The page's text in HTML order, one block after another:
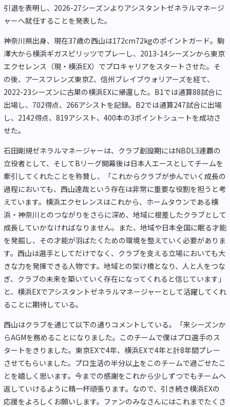
引退を表明し、2026-27シーズンよりアシスタントゼネラルマネージ
ャーへ就任することを発表した。
神奈川県出身、現在37歳の西山は172cm72kgのポイントガード。駒
澤大から横浜ギガスピリッツでプレーし、2013-14シーズンから東京
エクセレンス（現・横浜EX）でプロキャリアをスタートさせた。そ
の後、アースフレンズ東京Z、信州ブレイブウォリアーズを経て、
2022-23シーズンに古巣の横浜EXに帰還した。B1では通算88試合に
出場し、702得点、266アシストを記録。B2では通算247試合に出場
し、2142得点、819アシスト、400本の3ポイントシュートを成功さ
せた。
石田剛規ゼネラルマネージャーは、クラブ創設期にはNBDL3連覇の
立役者として、そしてBリーグ開幕後は日本人エースとしてチームを
牽引してくれたことを称賛し、「これからクラブが歩んでいく成長の
過程においても、西山達哉という存在は非常に重要な役割を担うと考
えています。横浜エクセレンスはこれから、ホームタウンである横
浜・神奈川とのつながりをさらに深め、地域に根差したクラブとして
成長していかなければなりません。また、地域や日本全国に眠る才能
を発掘し、その才能が羽ばたくための環境を整えていく必要がありま
す。西山は選手としてだけでなく、クラブを支える立場においても大
きな力を発揮できる人物です。地域との架け橋となり、人と人をつな
ぎ、クラブの未来を築いていく存在になってくれると信じています」
と、横浜EXでアシスタントゼネラルマネージャーとして活躍してくれ
ることに期待している。
西山はクラブを通じて以下の通りコメントしている。「来シーズンか
らAGMを務めることになりました。このチームで僕はプロ選手のス
タートをきりました。東京EXで4年、横浜EXで4年と計8年間プレー
させてもらいました。プロ生活の半分以上をこのチームで過ごせたこ
とを嬉しく思います。今までの感謝をこれから少しずつでもチームへ
返していけるように精一杯頑張ります。なので、引き続き横浜EXの
応援をよろしくお願いします。ファンのみなさんにはこれまでたくさ